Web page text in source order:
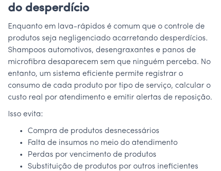
do desperdício
Enquanto em lava-rápidos é comum que o controle de
produtos seja negligenciado acarretando desperdícios.
Shampoos automotivos, desengraxantes e panos de
microfibra desaparecem sem que ninguém perceba. No
entanto, um sistema eficiente permite registrar o
consumo de cada produto por tipo de serviço, calcular o
custo real por atendimento e emitir alertas de reposição.
Isso evita:
Compra de produtos desnecessários
Falta de insumos no meio do atendimento
Perdas por vencimento de produtos
Substituição de produtos por outros ineficientes